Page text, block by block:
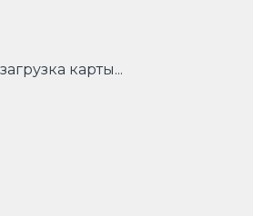
загрузка карты...